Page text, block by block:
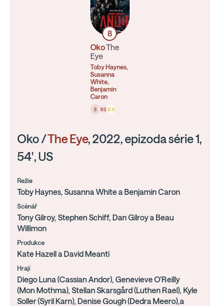
8
OkoThe
Eye
Toby Haynes,
Susanna
White,
Benjamin
Caron
8 93 8.6
Oko /The Eye, 2022, epizoda série 1,
54', US
Režie
Toby Haynes, Susanna White a Benjamin Caron
Scénář
Tony Gilroy, Stephen Schiff, Dan Gilroy a Beau
Willimon
Produkce
Kate Hazell a David Meanti
Hrají
Diego Luna (Cassian Andor), Genevieve O'Reilly
(Mon Mothma), Stellan Skarsgård (Luthen Rael), Kyle
Soller (Syril Karn), Denise Gough (Dedra Meero),a